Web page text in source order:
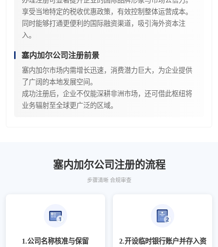
享受当地特定的税收优惠政策，有效控制整体运营成本。
同时能够打通更便利的国际融资渠道，吸引海外资本注
入。
塞内加尔公司注册前景
塞内加尔市场内需增长迅速，消费潜力巨大，为企业提供
了广阔的本地发展空间。
成功注册后，企业不仅能深耕非洲市场，还可借此枢纽将
业务辐射至全球更广泛的区域。
塞内加尔公司注册的流程
步骤清晰 合规审查
1.公司名称核准与保留
2.开设临时银行账户并存入资